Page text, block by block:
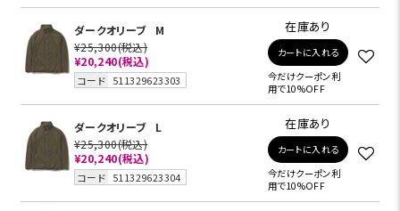
ダークオリーブ
M
¥25,300(税込)
¥20,240(税込)
コード 511329623303
在庫あり
カートに入れる
今だけクーポン利
用で10%OFF
ダークオリーブ
L
¥25,300(税込)
¥20,240(税込)
コード 511329623304
在庫あり
カートに入れる
今だけクーポン利
用で10%OFF